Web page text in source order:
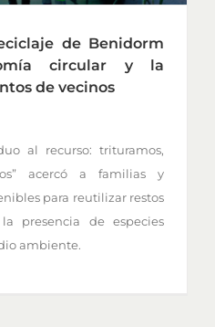
de Benidorm
circular y la
de vecinos
al recurso: trituramos,
acercó a familias y
para reutilizar restos
presencia de especies
ambiente.